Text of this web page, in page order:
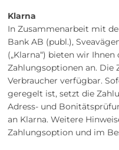
Klarna
In Zusammenarbeit mit
Bank AB (publ.),
(„Klarna“) bieten wir
Zahlungsoptionen an. Die
Verbraucher verfügbar.
geregelt ist, setzt die
Adress- und
an Klarna. Weitere
Zahlungsoption und im